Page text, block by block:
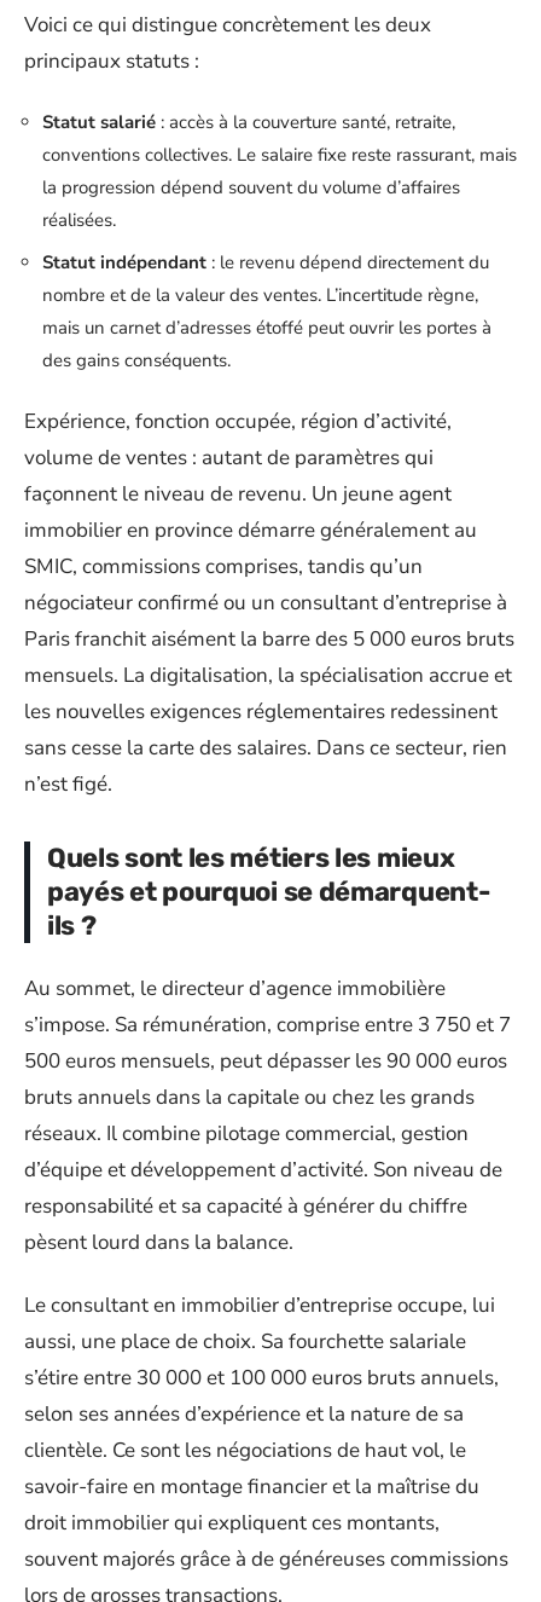
Voici ce qui distingue concrètement les deux
principaux statuts :
Statut salarié : accès à la couverture santé, retraite,
conventions collectives. Le salaire fixe reste rassurant, mais
la progression dépend souvent du volume d’affaires
réalisées.
Statut indépendant : le revenu dépend directement du
nombre et de la valeur des ventes. L’incertitude règne,
mais un carnet d’adresses étoffé peut ouvrir les portes à
des gains conséquents.
Expérience, fonction occupée, région d’activité,
volume de ventes : autant de paramètres qui
façonnent le niveau de revenu. Un jeune agent
immobilier en province démarre généralement au
SMIC, commissions comprises, tandis qu’un
négociateur confirmé ou un consultant d’entreprise à
Paris franchit aisément la barre des 5 000 euros bruts
mensuels. La digitalisation, la spécialisation accrue et
les nouvelles exigences réglementaires redessinent
sans cesse la carte des salaires. Dans ce secteur, rien
n’est figé.
Quels sont les métiers les mieux
payés et pourquoi se démarquent-
ils ?
Au sommet, le directeur d’agence immobilière
s’impose. Sa rémunération, comprise entre 3 750 et 7
500 euros mensuels, peut dépasser les 90 000 euros
bruts annuels dans la capitale ou chez les grands
réseaux. Il combine pilotage commercial, gestion
d’équipe et développement d’activité. Son niveau de
responsabilité et sa capacité à générer du chiffre
pèsent lourd dans la balance.
Le consultant en immobilier d’entreprise occupe, lui
aussi, une place de choix. Sa fourchette salariale
s’étire entre 30 000 et 100 000 euros bruts annuels,
selon ses années d’expérience et la nature de sa
clientèle. Ce sont les négociations de haut vol, le
savoir-faire en montage financier et la maîtrise du
droit immobilier qui expliquent ces montants,
souvent majorés grâce à de généreuses commissions
lors de grosses transactions.